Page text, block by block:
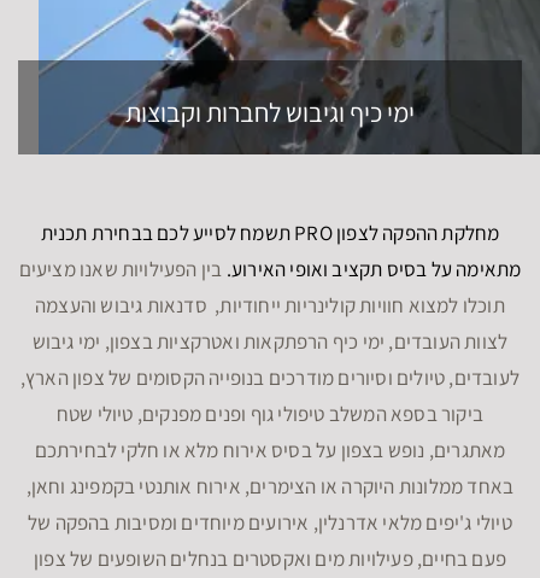
פעם בחיים, פעילויות מים ואקסטרים בנחלים השופעים של צפון
הארץ, ערבי גיבוש, ועוד הרבה יותר!
אז למה אתם מחכים? להזמנת חבילת פעילות לקבוצה
ותוכלו גם אתם להינות מכל הטוב שיש
ימי גיבוש לעובדים
שייט קיאקים בצפון
נופש חברה בצפון